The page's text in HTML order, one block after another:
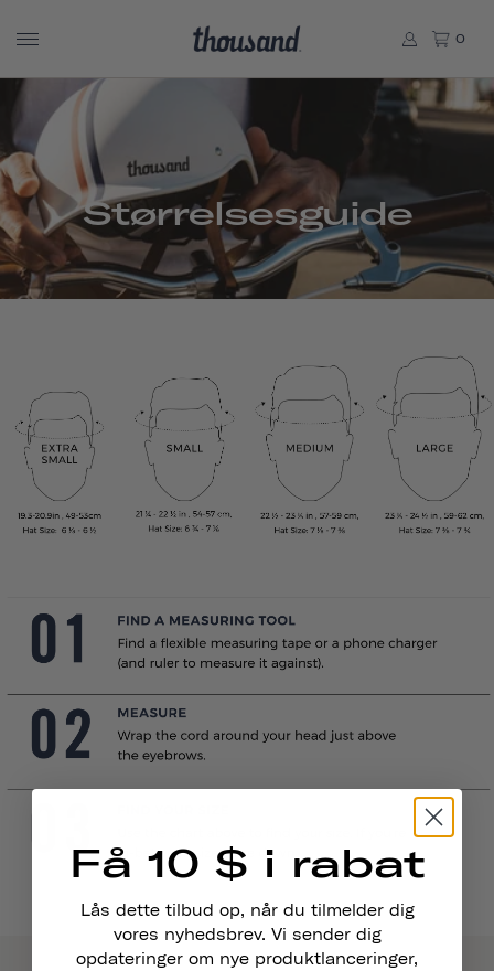
0
Størrelsesguide
Få 10 $ i rabat
Lås dette tilbud op, når du tilmelder dig
vores nyhedsbrev. Vi sender dig
opdateringer om nye produktlanceringer,